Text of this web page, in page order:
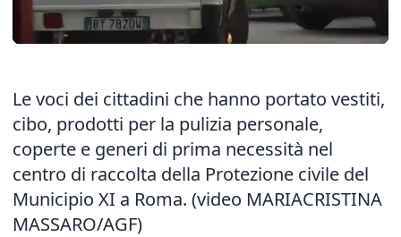
Le voci dei cittadini che hanno portato vestiti,
cibo, prodotti per la pulizia personale,
coperte e generi di prima necessità nel
centro di raccolta della Protezione civile del
Municipio XI a Roma. (video MARIACRISTINA
MASSARO/AGF)